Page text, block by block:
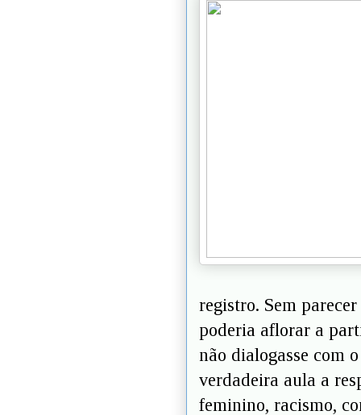
registro. Sem
poderia aflorar a
não dialogasse com
verdadeira aula a
feminino, racismo,